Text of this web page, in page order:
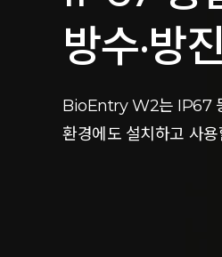
방수·방
BioEntry W2는 IP67
환경에도 설치하고 사